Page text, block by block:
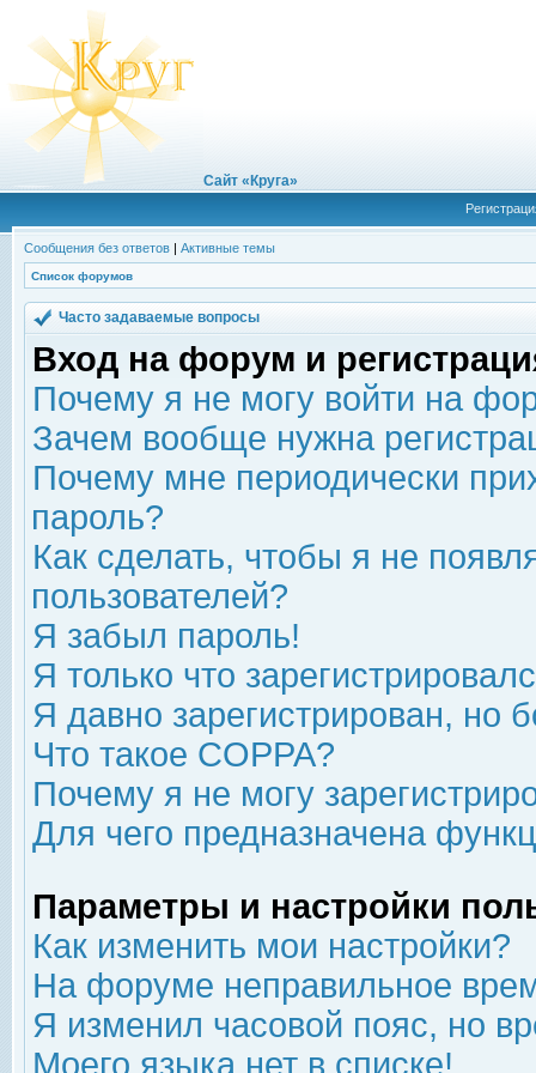
Сайт «Круга»
Сообщения без ответов | Активные темы
Список форумов
Часто задаваемые вопросы
Вход на форум и
Почему я не могу войти на
Зачем вообще нужна
Почему мне периодически
пароль?
Как сделать, чтобы я не
пользователей?
Я забыл пароль!
Я только что
Я давно зарегистрирован, но
Что такое COPPA?
Почему я не могу
Для чего предназначена
Параметры и настройки
Как изменить мои настройки?
На форуме неправильное
Я изменил часовой пояс, но
Моего языка нет в списке!